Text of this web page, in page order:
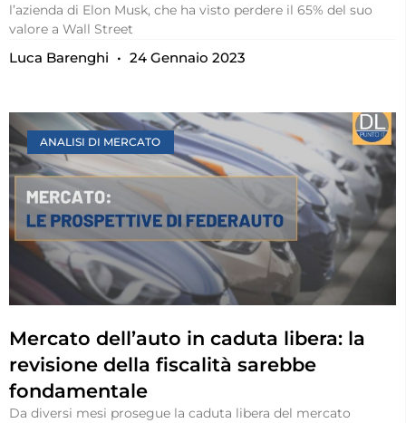
l’azienda di Elon Musk, che ha visto perdere il 65% del suo
valore a Wall Street
Luca Barenghi 24 Gennaio 2023
ANALISI DI MERCATO
Mercato dell’auto in caduta libera: la
revisione della fiscalità sarebbe
fondamentale
Da diversi mesi prosegue la caduta libera del mercato